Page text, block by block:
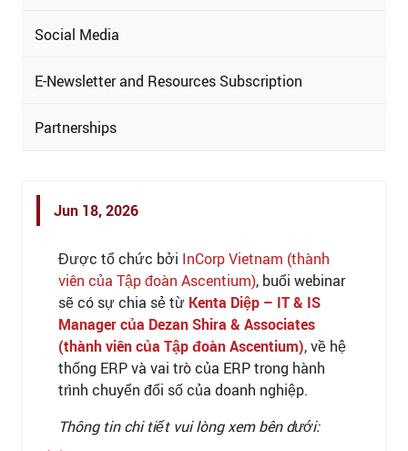
Social Media
E-Newsletter and Resources Subscription
Partnerships
Jun 18, 2026
Được tổ chức bởi InCorp Vietnam (thành
viên của Tập đoàn Ascentium), buổi webinar
sẽ có sự chia sẻ từ Kenta Diệp – IT & IS
Manager của Dezan Shira & Associates
(thành viên của Tập đoàn Ascentium), về hệ
thống ERP và vai trò của ERP trong hành
trình chuyển đổi số của doanh nghiệp.
Thông tin chi tiết vui lòng xem bên dưới: